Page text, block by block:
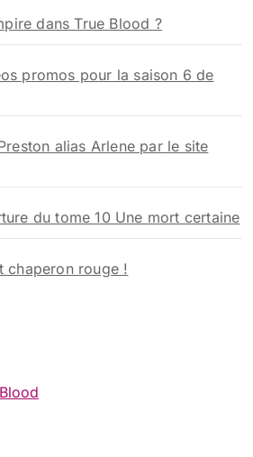
dans True Blood ?
promos pour la saison 6 de
alias Arlene par le site
du tome 10 Une mort certaine
chaperon rouge !